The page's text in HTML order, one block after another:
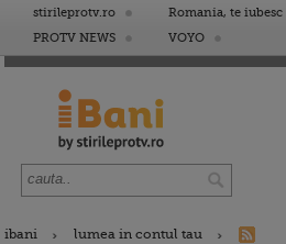
stirileprotv.ro Romania, te iubesc
PROTV NEWS
VOYO
ibani lumea in contul tau